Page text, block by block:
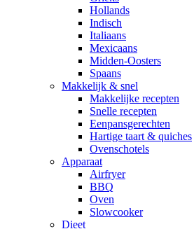
Hollands
Indisch
Italiaans
Mexicaans
Midden-Oosters
Spaans
Makkelijk & snel
Makkelijke recepten
Snelle recepten
Eenpansgerechten
Hartige taart & quiches
Ovenschotels
Apparaat
Airfryer
BBQ
Oven
Slowcooker
Dieet